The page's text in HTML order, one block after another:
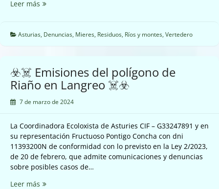
Leer más ☣️
Ujo
Asturias, Denuncias, Mieres, Residuos, Ríos y montes, Vertedero
☣️☠️ Emisiones del polígono de
Riaño en Langreo ☠️☣️
7 de marzo de 2024
La Coordinadora Ecoloxista de Asturies CIF – G33247891 y en
su representación Fructuoso Pontigo Concha con dni
11393200N de conformidad con lo previsto en la Ley 2/2023,
de 20 de febrero, que admite comunicaciones y denuncias
sobre posibles casos de…
Leer más ☣️☠️